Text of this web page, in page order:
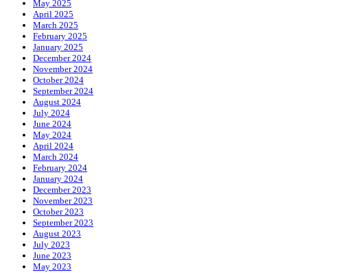
May 2025
April 2025
March 2025
February 2025
January 2025
December 2024
November 2024
October 2024
September 2024
August 2024
July 2024
June 2024
May 2024
April 2024
March 2024
February 2024
January 2024
December 2023
November 2023
October 2023
September 2023
August 2023
July 2023
June 2023
May 2023